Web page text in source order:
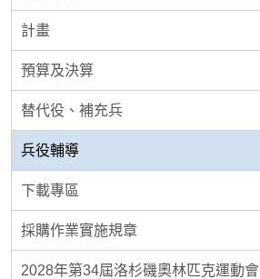
計畫
預算及決算
替代役、補充兵
兵役輔導
下載專區
採購作業實施規章
2028年第34屆洛杉磯奧林匹克運動會